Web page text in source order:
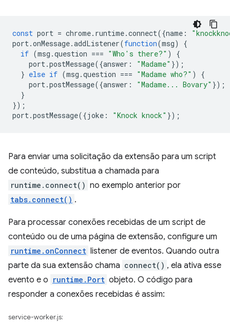
const port = chrome. runtime.connect({name :
port.onMessage.addListener(function(msg)
{
if (msg .question === "Who's there?" )
{
port.postMessage({answer : "Madame" });
} else if (msg .question === "Madame who?" )
{
port.postMessage({answer : "Madame... Bovary" });
}
});
port.postMessage({joke : "Knock knock" });
Para enviar uma solicitação da extensão para um script
de conteúdo, substitua a chamada para
runtime.connect() no exemplo anterior por
tabs.connect() .
Para processar conexões recebidas de um script de
conteúdo ou de uma página de extensão, configure um
runtime.onConnect listener de eventos. Quando outra
parte da sua extensão chama connect() , ela ativa esse
evento e o runtime.Port objeto. O código para
responder a conexões recebidas é assim:
service-worker.js: